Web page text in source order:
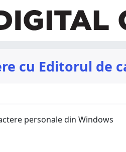
cu Editorul de